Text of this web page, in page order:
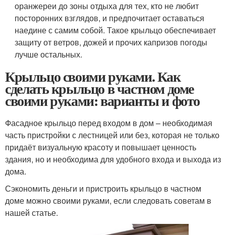
оранжереи до зоны отдыха для тех, кто не любит
посторонних взглядов, и предпочитает оставаться
наедине с самим собой. Такое крыльцо обеспечивает
защиту от ветров, дожей и прочих капризов погоды
лучше остальных.
Крыльцо своими руками. Как
сделать крыльцо в частном доме
своими руками: варианты и фото
Фасадное крыльцо перед входом в дом – необходимая
часть пристройки с лестницей или без, которая не только
придаёт визуальную красоту и повышает ценность
здания, но и необходима для удобного входа и выхода из
дома.
Сэкономить деньги и пристроить крыльцо в частном
доме можно своими руками, если следовать советам в
нашей статье.